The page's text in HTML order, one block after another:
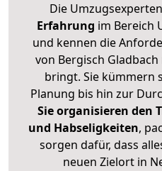
Die
Erfahrung im Bereich
und kennen die
von Bergisch
bringt. Sie kümmern
Planung bis hin zur
Sie organisieren den
und Habseligkeiten,
sorgen dafür, dass
neuen Zielort in